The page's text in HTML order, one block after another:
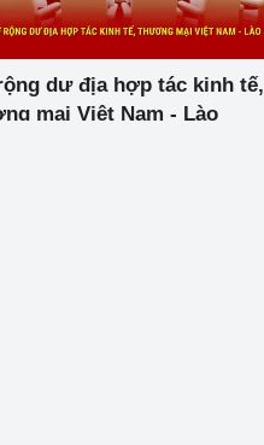
dư địa hợp tác kinh tế,
mại Việt Nam - Lào